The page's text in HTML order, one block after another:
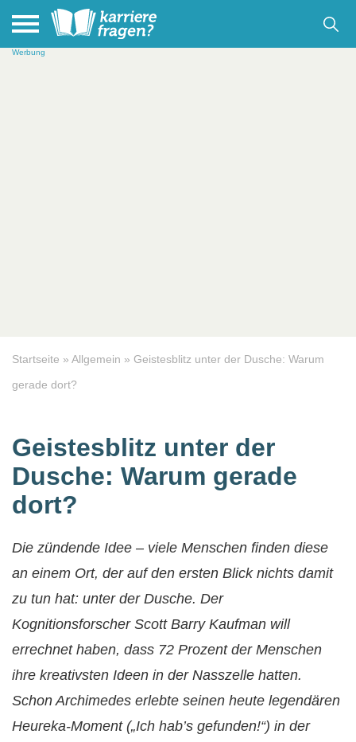
Werbung
Startseite » Allgemein » Geistesblitz unter der Dusche: Warum
gerade dort?
Geistesblitz unter der
Dusche: Warum gerade
dort?
Die zündende Idee – viele Menschen finden diese
an einem Ort, der auf den ersten Blick nichts damit
zu tun hat: unter der Dusche. Der
Kognitionsforscher Scott Barry Kaufman will
errechnet haben, dass 72 Prozent der Menschen
ihre kreativsten Ideen in der Nasszelle hatten.
Schon Archimedes erlebte seinen heute legendären
Heureka-Moment („Ich hab’s gefunden!“) in der